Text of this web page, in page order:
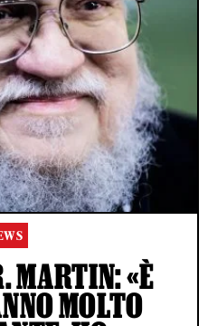
MARTIN: «È
MOLTO